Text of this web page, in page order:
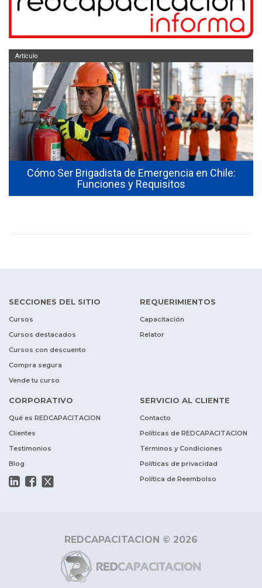
Cómo Ser Brigadista de Emergencia en Chile:
Funciones y Requisitos
Artículo
SECCIONES DEL SITIO
Cursos
Cursos destacados
Cursos con descuento
Compra segura
Vende tu curso
REQUERIMIENTOS
Capacitación
Relator
CORPORATIVO
Qué es REDCAPACITACION
Clientes
Testimonios
Blog
SERVICIO AL CLIENTE
Contacto
Políticas de REDCAPACITACION
Términos y Condiciones
Políticas de privacidad
Política de Reembolso
REDCAPACITACION © 2026